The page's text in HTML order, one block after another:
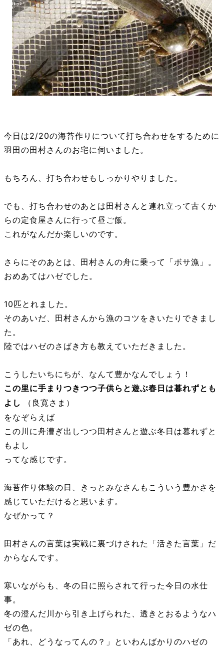
今日は2/20の海苔作りについて打ち合わせをするために
羽田の田村さんのお宅に伺いました。
もちろん、打ち合わせもしっかりやりました。
でも、打ち合わせのあとは田村さんと連れ立って古くか
らの定食屋さんに行って昼ご飯。
これがなんだか楽しいのです。
さらにそのあとは、田村さんの舟に乗って「ボサ漁」。
おめあてはハゼでした。
10匹とれました。
そのあいだ、田村さんから漁のコツをきいたりできまし
た。
陸ではハゼのさばき方も教えていただきました。
こうしたいちにちが、なんて豊かなんでしょう！
この里に手まりつきつつ子供らと遊ぶ春日は暮れずとも
よし
（良寛さま）
をなぞらえば
この川に舟漕ぎ出しつつ田村さんと遊ぶ冬日は暮れずと
もよし
ってな感じです。
海苔作り体験の日、きっとみなさんもこういう豊かさを
感じていただけると思います。
なぜかって？
田村さんの言葉は実戦に裏づけされた「活きた言葉」だ
からなんです。
寒いながらも、冬の日に照らされて行った今日の水仕
事。
冬の澄んだ川から引き上げられた、透きとおるようなハ
ゼの色。
「あれ、どうなってんの？」といわんばかりのハゼの